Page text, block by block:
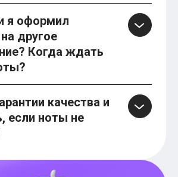
я оформил
другое
Когда ждать
качества и
если ноты не